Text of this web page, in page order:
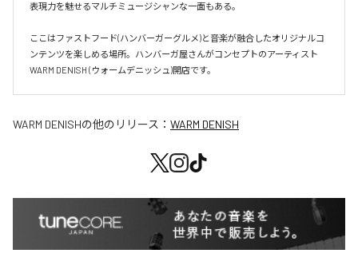
表現力を魅せるマルチミュージシャンな一面もある。
ここはファストフード(ハンバーガーグルメ)と音楽が融合したオリジナルコ
ンテンツを楽しめる場所。ハンバーガ屋さんがコンセプトのアーティスト
WARM DENISH (ウォームデニッシュ)開店です。
WARM DENISHの他のリリース： WARM DENISH